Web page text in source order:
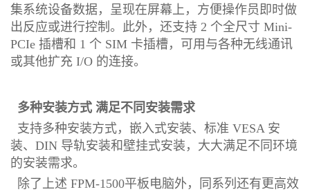
集系统设备数据，呈现在屏幕上，方便操作员即时做
出反应或进行控制。此外，还支持 2 个全尺寸 Mini-
PCIe 插槽和 1 个 SIM 卡插槽，可用与各种无线通讯
或其他扩充 I/O 的连接。
多种安装方式 满足不同安装需求
支持多种安装方式，嵌入式安装、标准 VESA 安
装、DIN 导轨安装和壁挂式安装，大大满足不同环境
的安装需求。
除了上述 FPM-1500平板电脑外，同系列还有更高效